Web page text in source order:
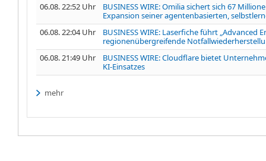
06.08. 22:52 Uhr
BUSINESS WIRE: Omilia sichert sich 67
Expansion seiner agentenbasierten,
06.08. 22:04 Uhr
BUSINESS WIRE: Laserfiche führt
regionenübergreifende
06.08. 21:49 Uhr
BUSINESS WIRE: Cloudflare bietet
KI-Einsatzes
mehr